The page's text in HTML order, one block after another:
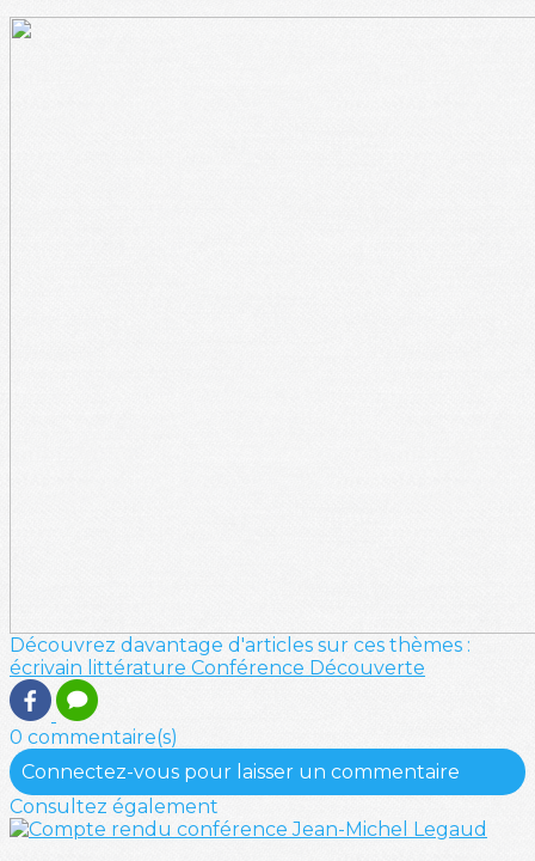
Découvrez davantage d'articles sur ces thèmes :
écrivain littérature Conférence Découverte
0 commentaire(s)
Connectez-vous pour laisser un commentaire
Consultez également